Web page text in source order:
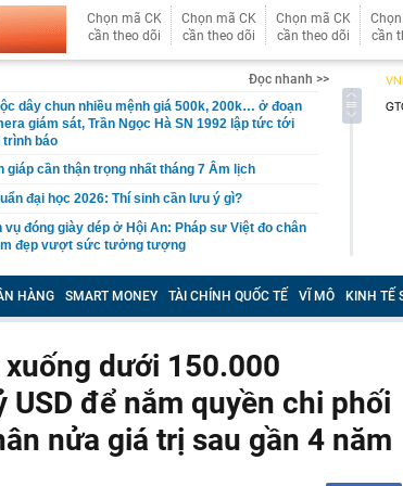
Chọn mã CK
cần theo dõi
Chọn mã CK
cần theo dõi
Chọn mã CK
cần theo dõi
cần
Đọc nhanh >>
dây chun nhiều mệnh giá 500k, 200k… ở đoạn
giám sát, Trần Ngọc Hà SN 1992 lập tức tới
báo
giáp cần thận trọng nhất tháng 7 Âm lịch
đại học 2026: Thí sinh cần lưu ý gì?
đóng giày dép ở Hội An: Pháp sư Việt đo chân
đẹp vượt sức tưởng tượng
sáng ngày 7/8 tại Ancarat, DOJI, Bảo Tín Mạnh
nghiệp để thực hiện cơ cấu lại vốn nhà nước
góp tiền xây cho bố mẹ: Chi phí 1,08 tỷ đồng,
ngỡ ngàng
ounce, chuyên gia dự báo 'thời của bạc' sắp tới
xin mới điều trị 3 bệnh ung thư nguy hiểm
HÀNG SMART MONEY TÀI CHÍNH QUỐC TẾ VĨ MÔ KINH TẾ
dưới 150.000
để nắm quyền chi phối
nửa giá trị sau gần 4 năm